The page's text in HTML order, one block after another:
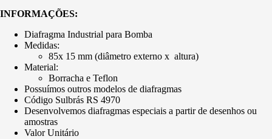
INFORMAÇÕES:
Diafragma Industrial para Bomba
Medidas:
85x 15 mm (diâmetro externo x altura)
Material:
Borracha e Teflon
Possuímos outros modelos de diafragmas
Código Sulbrás RS 4970
Desenvolvemos diafragmas especiais a partir de desenhos ou
amostras
Valor Unitário